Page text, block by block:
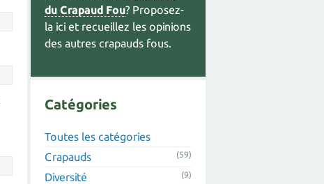
du Crapaud Fou? Proposez-
la ici et recueillez les opinions
des autres crapauds fous.
Catégories
Toutes les catégories
Crapauds
(59)
Diversité (9)